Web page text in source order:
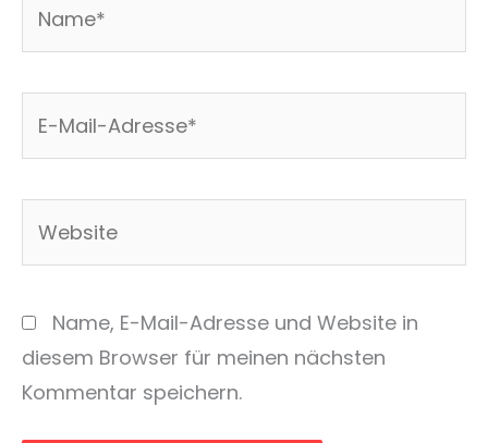
Name, E-Mail-Adresse und Website in
diesem Browser für meinen nächsten
Kommentar speichern.